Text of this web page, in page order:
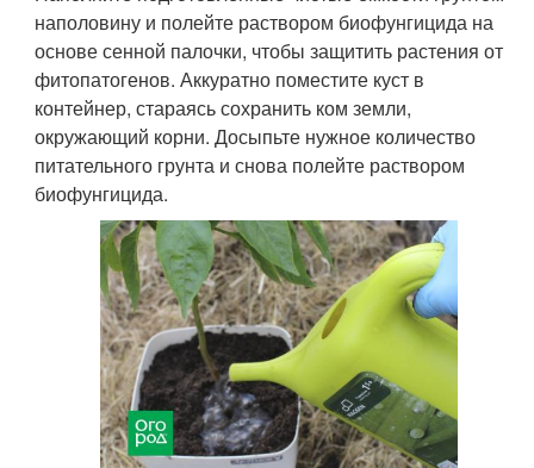
наполовину и полейте раствором биофунгицида на
основе сенной палочки, чтобы защитить растения от
фитопатогенов. Аккуратно поместите куст в
контейнер, стараясь сохранить ком земли,
окружающий корни. Досыпьте нужное количество
питательного грунта и снова полейте раствором
биофунгицида.